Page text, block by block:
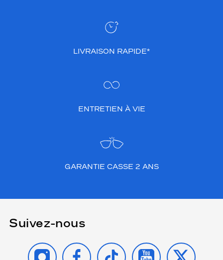
LIVRAISON RAPIDE*
ENTRETIEN À VIE
GARANTIE CASSE 2 ANS
Suivez-nous
INSTAGRAMFACEBOOK
TIKTOK YOUTUBE
X